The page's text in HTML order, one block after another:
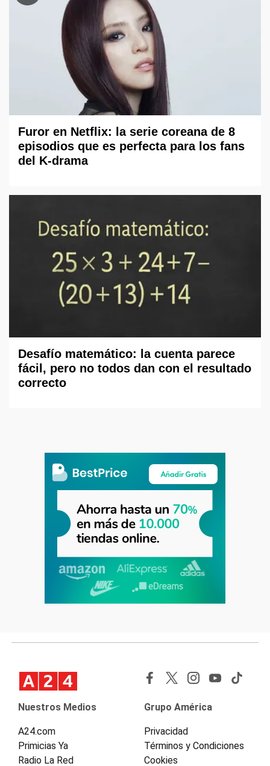
Furor en Netflix: la serie coreana de 8
episodios que es perfecta para los fans
del K-drama
Desafío matemático: la cuenta parece
fácil, pero no todos dan con el resultado
correcto
Nuestros Medios
A24.com
Primicias Ya
Radio La Red
Grupo América
Privacidad
Términos y Condiciones
Cookies